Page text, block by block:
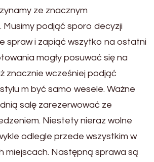
ze znacznym
Musimy podjąć sporo decyzji
spraw i zapiąć wszytko na ostatni
mogły posuwać się na
znacznie wcześniej podjąć
m być samo wesele. Ważne
salę zarezerwować ze
Niestety nieraz wolne
odlegle przede wszystkim w
miejscach. Następną sprawa są